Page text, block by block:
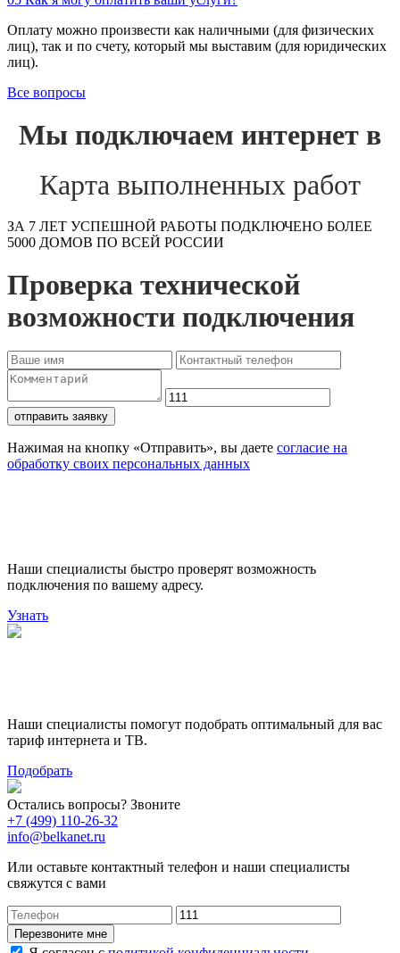
Оплату можно произвести как наличными (для физических
лиц), так и по счету, который мы выставим (для юридических
лиц).
Все вопросы
Мы подключаем интернет в
Карта выполненных работ
ЗА 7 ЛЕТ УСПЕШНОЙ РАБОТЫ ПОДКЛЮЧЕНО БОЛЕЕ
5000 ДОМОВ ПО ВСЕЙ РОССИИ
Проверка технической
возможности подключения
отправить заявку
Нажимая на кнопку «Отправить», вы даете согласие на
обработку своих персональных данных
Наши специалисты быстро проверят возможность
подключения по вашему адресу.
Узнать
Наши специалисты помогут подобрать оптимальный для вас
тариф интернета и ТВ.
Подобрать
Остались вопросы? Звоните
+7 (499) 110-26-32
info@belkanet.ru
Или оставьте контактный телефон и наши специалисты
свяжутся с вами
Перезвоните мне